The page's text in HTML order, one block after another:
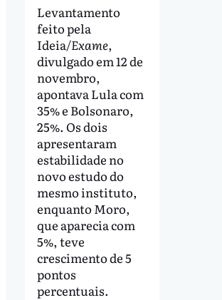
Levantamento
feito pela
Ideia/Exame,
divulgado em 12 de
novembro,
apontava Lula com
35% e Bolsonaro,
25%. Os dois
apresentaram
estabilidade no
novo estudo do
mesmo instituto,
enquanto Moro,
que aparecia com
5%, teve
crescimento de 5
pontos
percentuais.